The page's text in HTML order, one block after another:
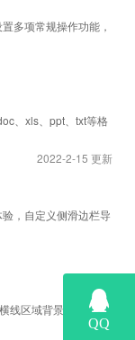
多项常规操作功能，
、xls、ppt、txt等格
2022-2-15 更新
，自定义侧滑边栏导
线区域背景色和高